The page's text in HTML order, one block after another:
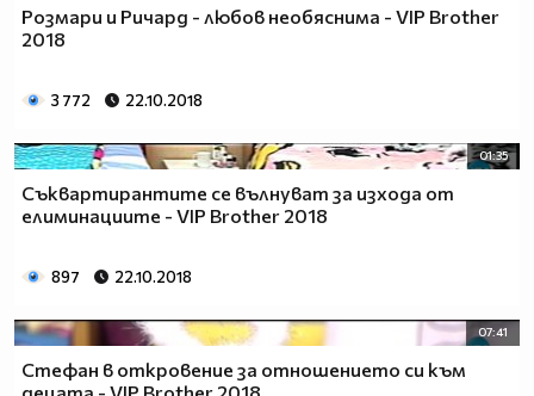
Розмари и Ричард - любов необяснима - VIP Brother
2018
3 772 22.10.2018
01:35
Съквартирантите се вълнуват за изхода от
елиминациите - VIP Brother 2018
897 22.10.2018
07:41
Стефан в откровение за отношението си към